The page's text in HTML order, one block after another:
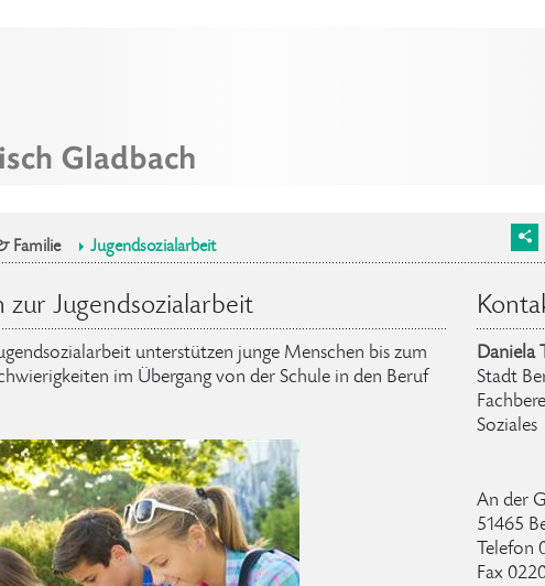
Familie Jugendsozialarbeit
Jugendsozialarbeit
unterstützen junge Menschen bis zum
im Übergang von der Schule in den Beruf
Daniela
Stadt
Soziales
An der
51465
Telefon
Fax